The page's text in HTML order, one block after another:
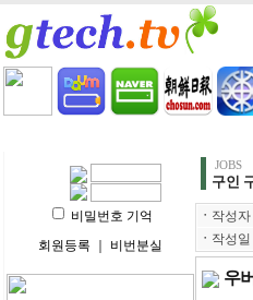
비밀번호 기억
회원등록
비번분실
JOBS
구인
ㆍ 작성자
ㆍ 작성일
우